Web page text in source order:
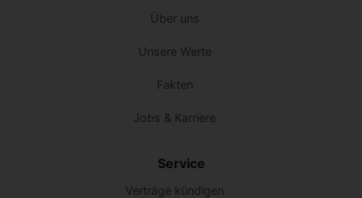
Über uns
Unsere Werte
Fakten
Jobs & Karriere
Service
Verträge kündigen